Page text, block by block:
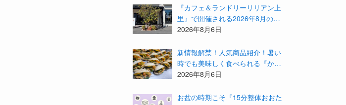
受付中！
『カフェ＆ランドリーリリアン上
里』で開催される2026年8月のイ
ベント等をまとめてご紹介！
2026年8月6日
新情報解禁！人気商品紹介！暑い
時でも美味しく食べられる『かず
みんち』の身体に優しい天然酵母
2026年8月6日
お盆の時期こそ『15分整体おおた